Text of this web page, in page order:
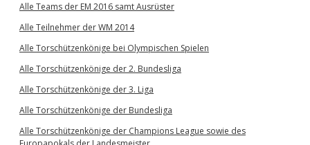
Alle Teams der EM 2016 samt Ausrüster
Alle Teilnehmer der WM 2014
Alle Torschützenkönige bei Olympischen Spielen
Alle Torschützenkönige der 2. Bundesliga
Alle Torschützenkönige der 3. Liga
Alle Torschützenkönige der Bundesliga
Alle Torschützenkönige der Champions League sowie des